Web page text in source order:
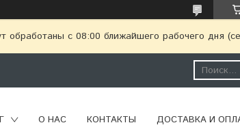
с 08:00 ближайшего рабочего дня
О НАС КОНТАКТЫ ДОСТАВКА И